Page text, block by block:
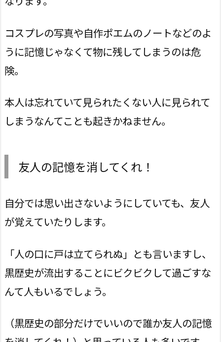
コスプレの写真や自作ポエムのノートなどのよ
うに記憶じゃなくて物に残してしまうのは危
険。
本人は忘れていて見られたくない人に見られて
しまうなんてことも起きかねません。
友人の記憶を消してくれ！
自分では思い出さないようにしていても、友人
が覚えていたりします。
「人の口に戸は立てられぬ」とも言いますし、
黒歴史が流出することにビクビクして過ごすな
んて人もいるでしょう。
（黒歴史の部分だけでいいので誰か友人の記憶